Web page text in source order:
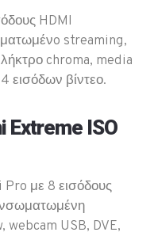
HDMI
streaming,
chroma, media
εισόδων βίντεο.
Extreme ISO
με 8 εισόδους
webcam USB, DVE,